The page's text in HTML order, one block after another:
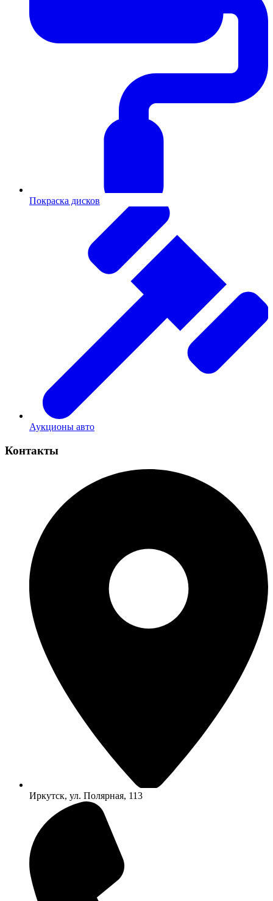
Покраска дисков
Аукционы авто
Контакты
Иркутск, ул. Полярная, 113